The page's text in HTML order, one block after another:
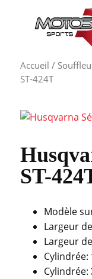
Accueil /
ST-424T
ST-
Modèle
Largeur
Largeur
Cylindrée:
Cylindrée: